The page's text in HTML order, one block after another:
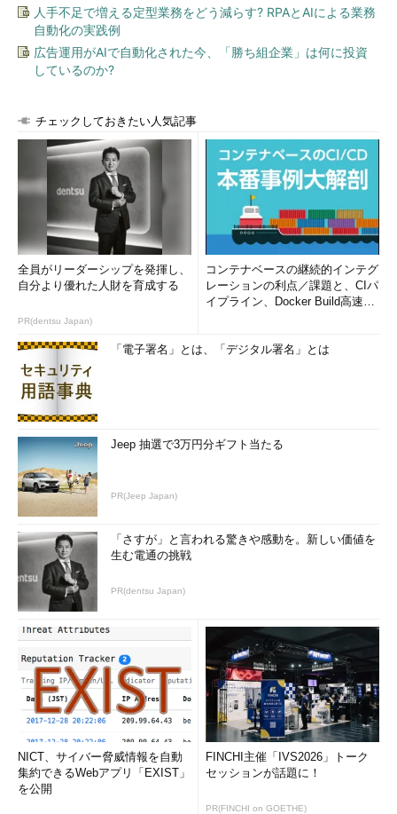
ーク）で表示する
--test
--nodeps
パッケージの依存関係を検証しない
●インストール／更新時に使用できるオプション
短いオ
プショ
長いオプシ
ョン
意味
excludepath
OLDPATH
パスの名前が「OLDPATH」で始まるファイルをインス
--
excludedocs
「man」なども含め、文書であるとマーク付されたファ
イルをインストールしない
文書ファイルをインストールする（デフォルト）
--ignoresize
い
--ignorearch
--ignoreos
パッケージのOSがインストール先と一致しなくてもイ
ンストールやアップグレードを行う
--
nosignature
--nosuggest
--noscriopts
ファイルの配置だけを行いスクリプトは実行しない
--force
--
replacepkgs
replacefiles
他のパッケージによってインストールされたファイルを
置き換えてしまう場合でもインストールする
--
oldpackage
インストール済みのパッケージよりもバージョンが古く
ても更新する
●情報問い合わせ関連（-q、-Vと一緒に使用するオプション）
短いオ
人手不足で増える定型業務をどう減らす? RPAとAIによる業務
自動化の実践例
広告運用がAIで自動化された今、「勝ち組企業」は何に投資
しているのか?
チェックしておきたい人気記事
全員がリーダーシップを発揮し、
自分より優れた人財を育成する
PR(dentsu Japan)
コンテナベースの継続的インテグ
レーションの利点／課題と、CIパ
イプライン、Docker Build高速化
「電子署名」とは、「デジタル署名」とは
Jeep 抽選で3万円分ギフト当たる
PR(Jeep Japan)
「さすが」と言われる驚きや感動を。新しい価値を
生む電通の挑戦
PR(dentsu Japan)
NICT、サイバー脅威情報を自動
集約できるWebアプリ「EXIST」
を公開
FINCHI主催「IVS2026」トーク
セッションが話題に！
PR(FINCHI on GOETHE)